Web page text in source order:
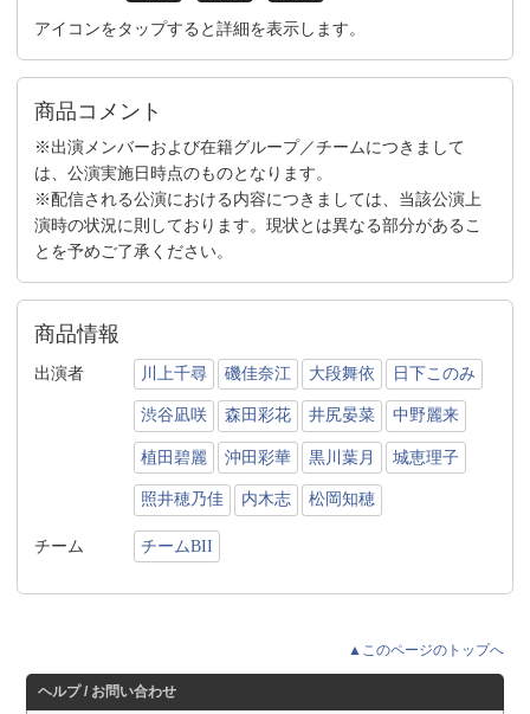
アイコンをタップすると詳細を表示します。
商品コメント
※出演メンバーおよび在籍グループ／チームにつきまして
は、公演実施日時点のものとなります。
※配信される公演における内容につきましては、当該公演上
演時の状況に則しております。現状とは異なる部分があるこ
とを予めご了承ください。
商品情報
出演者 川上千尋 磯佳奈江 大段舞依 日下このみ
渋谷凪咲 森田彩花 井尻晏菜 中野麗来
植田碧麗 沖田彩華 黒川葉月 城恵理子
照井穂乃佳 内木志 松岡知穂
チーム チームBII
▲このページのトップへ
ヘルプ / お問い合わせ